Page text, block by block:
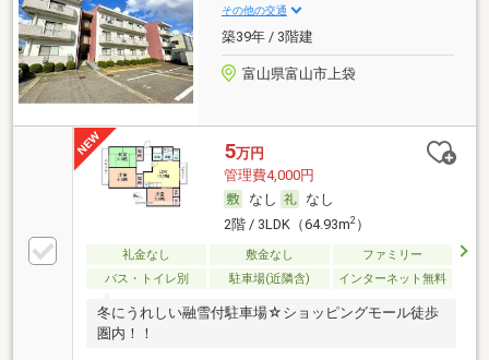
その他の交通
築39年 / 3階建
富山県富山市上袋
5万円
管理費4,000円
なし
なし
2階 / 3LDK（64.93m2）
礼金なし 敷金なし
ファミリー
バス・トイレ別
駐車場(近隣含) インターネット無料
冬にうれしい融雪付駐車場☆ショッピングモール徒歩
圏内！！